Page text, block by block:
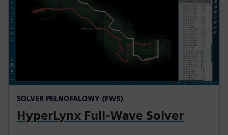
SOLVER PEŁNOFALOWY (FWS)
HyperLynx Full-Wave Solver